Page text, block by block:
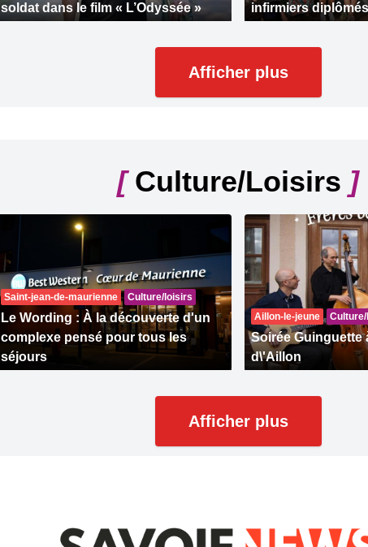
soldat dans le film « L’Odyssée »
infirmiers diplômés
Afficher plus
[Culture/Loisirs ]
Saint-jean-de-maurienne Culture/loisirs
Le Wording : À la découverte d'un
complexe pensé pour tous les
séjours
Aillon-le-jeune
Soirée Guinguette
d\'Aillon
Afficher plus